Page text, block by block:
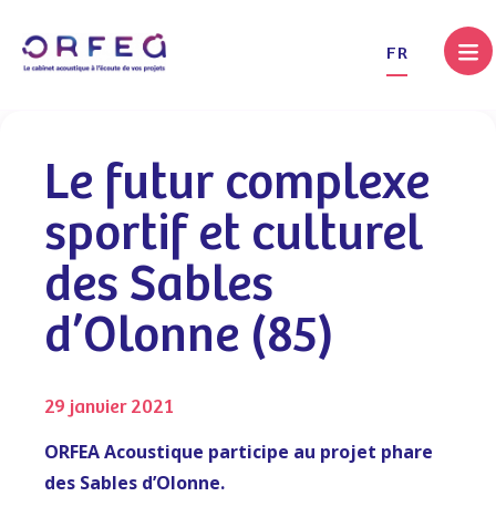
FR
Le futur complexe
sportif et culturel
des Sables
d’Olonne (85)
29 janvier 2021
ORFEA Acoustique participe au projet phare
des Sables d’Olonne.